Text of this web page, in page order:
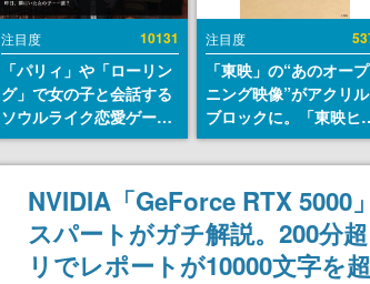
注目度 10131
「パリィ」や「ローリン
グ」で女の子と会話する
ソウルライク恋愛ゲーム
『小早川さんはソウルラ
イク』無料公開。返事に
失敗すると「YOU
DIED」
注目度
「東映」の“あのオープ
ニング映像”がアクリル
ブロックに。「東映ヒ
トリカル グッズコレク
ョン」が8月下旬より発
NVIDIA「GeForce RTX 5000
スパートがガチ解説。200分
リでレポートが10000文字を